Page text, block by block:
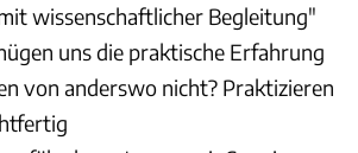
wissenschaftlicher Begleitung"
uns die praktische Erfahrung
von anderswo nicht? Praktizieren